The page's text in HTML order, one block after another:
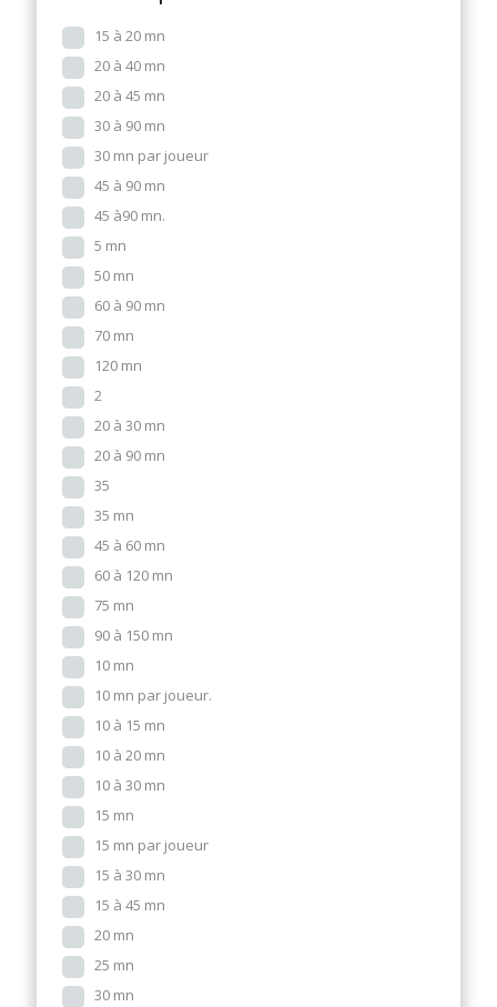
15 à 20 mn
20 à 40 mn
20 à 45 mn
30 à 90 mn
30 mn par joueur
45 à 90 mn
45 à90 mn.
5 mn
50 mn
60 à 90 mn
70 mn
120 mn
2
20 à 30 mn
20 à 90 mn
35
35 mn
45 à 60 mn
60 à 120 mn
75 mn
90 à 150 mn
10 mn
10 mn par joueur.
10 à 15 mn
10 à 20 mn
10 à 30 mn
15 mn
15 mn par joueur
15 à 30 mn
15 à 45 mn
20 mn
25 mn
30 mn